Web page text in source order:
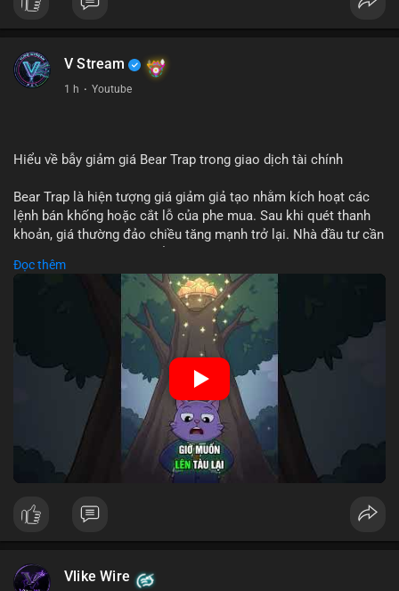
V Stream
1 h · Youtube
Hiểu về bẫy giảm giá Bear Trap trong giao dịch tài chính
Bear Trap là hiện tượng giá giảm giả tạo nhằm kích hoạt các
lệnh bán khống hoặc cắt lỗ của phe mua. Sau khi quét thanh
khoản, giá thường đảo chiều tăng mạnh trở lại. Nhà đầu tư cần
hóa điểm vào lệnh.
🎥 Xem video trực tiếp tại:
Nguồn: Cú Thông Thái
Đọc thêm
Vlike Wire